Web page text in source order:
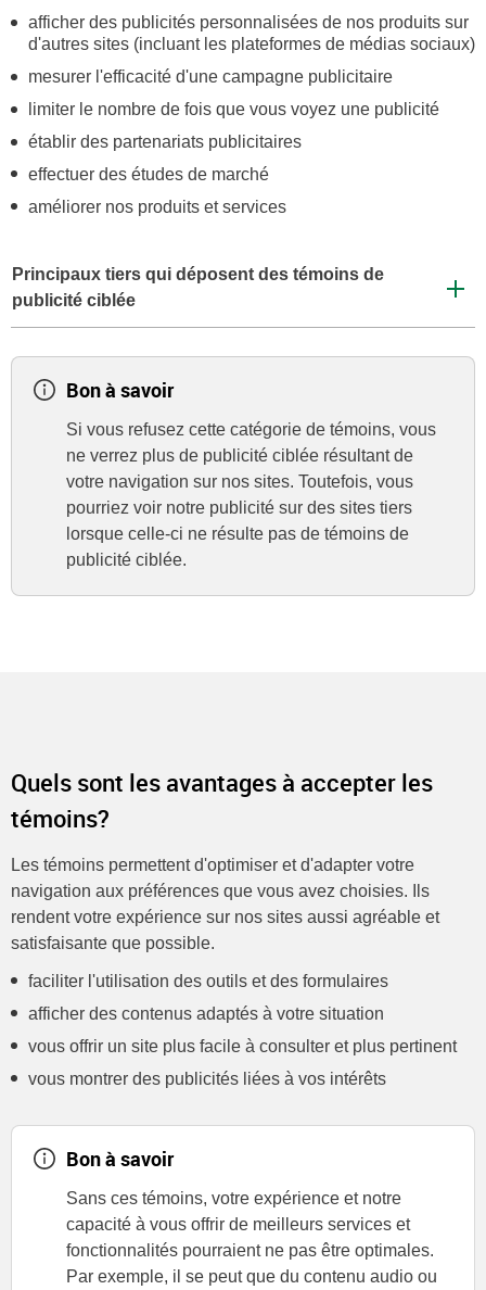
afficher des publicités personnalisées de nos produits sur
d'autres sites (incluant les plateformes de médias sociaux)
mesurer l'efficacité d'une campagne publicitaire
limiter le nombre de fois que vous voyez une publicité
établir des partenariats publicitaires
effectuer des études de marché
améliorer nos produits et services
Principaux tiers qui déposent des témoins de
publicité ciblée
Bon à savoir
Si vous refusez cette catégorie de témoins, vous
ne verrez plus de publicité ciblée résultant de
votre navigation sur nos sites. Toutefois, vous
pourriez voir notre publicité sur des sites tiers
lorsque celle-ci ne résulte pas de témoins de
publicité ciblée.
Quels sont les avantages à accepter les
témoins?
Les témoins permettent d'optimiser et d'adapter votre
navigation aux préférences que vous avez choisies. Ils
rendent votre expérience sur nos sites aussi agréable et
satisfaisante que possible.
faciliter l'utilisation des outils et des formulaires
afficher des contenus adaptés à votre situation
vous offrir un site plus facile à consulter et plus pertinent
vous montrer des publicités liées à vos intérêts
Bon à savoir
Sans ces témoins, votre expérience et notre
capacité à vous offrir de meilleurs services et
fonctionnalités pourraient ne pas être optimales.
Par exemple, il se peut que du contenu audio ou